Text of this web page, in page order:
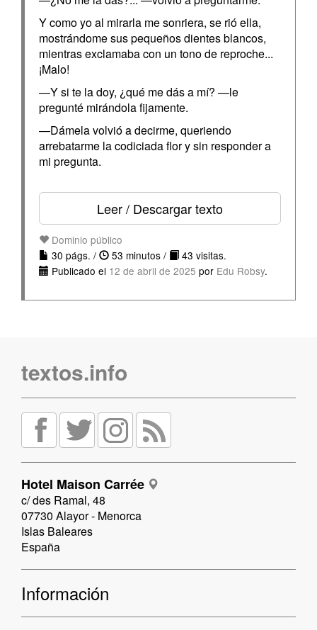
Y como yo al mirarla me sonriera, se rió ella,
mostrándome sus pequeños dientes blancos,
mientras exclamaba con un tono de reproche...
¡Malo!
—Y si te la doy, ¿qué me dás a mí? —le
pregunté mirándola fijamente.
—Dámela volvió a decirme, queriendo
arrebatarme la codiciada flor y sin responder a
mi pregunta.
Leer / Descargar texto
Dominio público
30 págs. /
53 minutos /
43 visitas.
Publicado el 12 de abril de 2025 por Edu Robsy.
textos.info
Hotel Maison Carrée
c/ des Ramal, 48
07730 Alayor - Menorca
Islas Baleares
España
Información